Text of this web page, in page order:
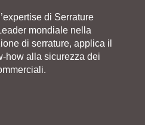
di Serrature
mondiale nella
di serrature, applica il
how alla sicurezza dei